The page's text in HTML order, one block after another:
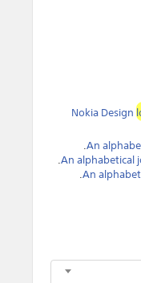
Nokia Design
An
.
An alphabetical
.
An
.